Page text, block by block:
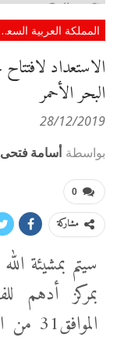
المملكة
الاستعداد
البحر الأحمر
28/12/2019
بواسطة أسامة فتحى
0
مشاركة
سيتم بمشيئة
بمركز أدهم